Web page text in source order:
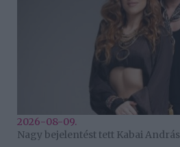
2026-08-09.
Nagy bejelentést tett Kabai András